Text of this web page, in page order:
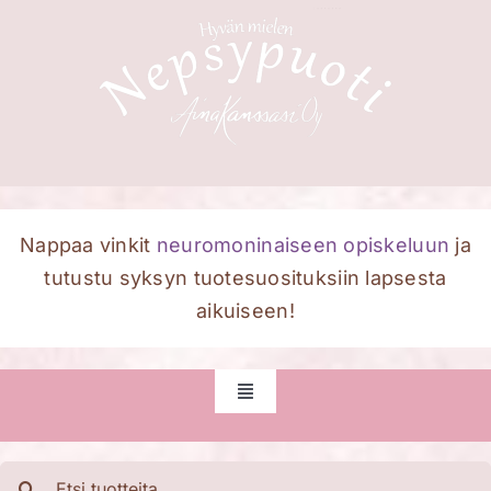
Nappaa vinkit neuromoninaiseen opiskeluun ja
tutustu syksyn tuotesuosituksiin lapsesta
aikuiseen!
Toggle
Etusivu